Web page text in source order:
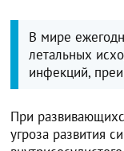
В мире
летальных
инфекций,
При
угроза развития